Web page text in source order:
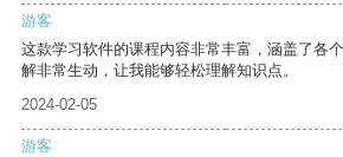
游客
这款学习软件的课程内容非常丰富，涵盖了各
解非常生动，让我能够轻松理解知识点。
2024-02-05
游客